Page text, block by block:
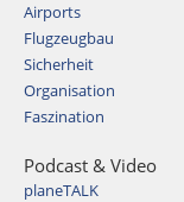
Airports
Flugzeugbau
Sicherheit
Organisation
Faszination
Podcast & Video
planeTALK